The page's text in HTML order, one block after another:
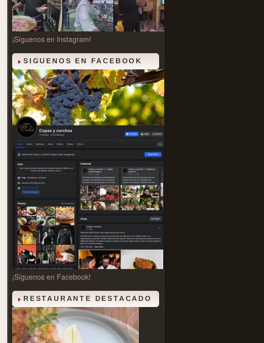
¡Síguenos en Instagram!
SIGUENOS EN FACEBOOK
¡Síguenos en Facebook!
RESTAURANTE DESTACADO